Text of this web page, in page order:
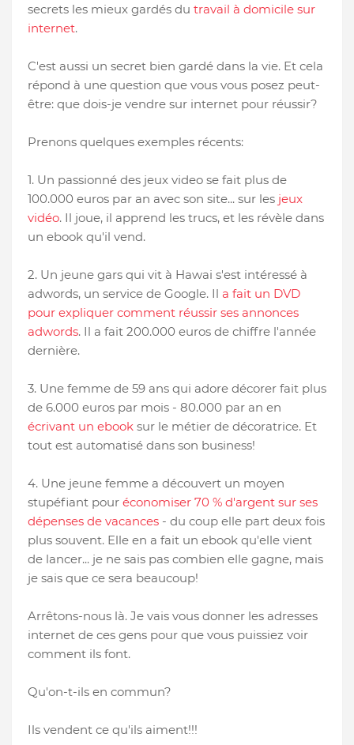
secrets les mieux gardés du travail à domicile sur
internet.
C'est aussi un secret bien gardé dans la vie. Et cela
répond à une question que vous vous posez peut-
être: que dois-je vendre sur internet pour réussir?
Prenons quelques exemples récents:
1. Un passionné des jeux video se fait plus de
100.000 euros par an avec son site... sur les jeux
vidéo. Il joue, il apprend les trucs, et les révèle dans
un ebook qu'il vend.
2. Un jeune gars qui vit à Hawai s'est intéressé à
adwords, un service de Google. Il a fait un DVD
pour expliquer comment réussir ses annonces
adwords. Il a fait 200.000 euros de chiffre l'année
dernière.
3. Une femme de 59 ans qui adore décorer fait plus
de 6.000 euros par mois - 80.000 par an en
écrivant un ebook sur le métier de décoratrice. Et
tout est automatisé dans son business!
4. Une jeune femme a découvert un moyen
stupéfiant pour économiser 70 % d'argent sur ses
dépenses de vacances - du coup elle part deux fois
plus souvent. Elle en a fait un ebook qu'elle vient
de lancer... je ne sais pas combien elle gagne, mais
je sais que ce sera beaucoup!
Arrêtons-nous là. Je vais vous donner les adresses
internet de ces gens pour que vous puissiez voir
comment ils font.
Qu'on-t-ils en commun?
Ils vendent ce qu'ils aiment!!!